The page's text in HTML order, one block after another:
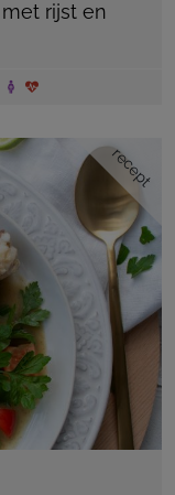
rijst en
recept